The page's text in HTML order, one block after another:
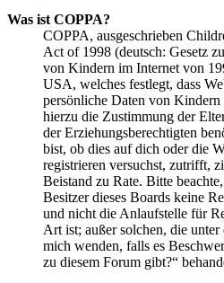
Was ist COPPA?
COPPA, ausgeschrieben
Act of 1998 (deutsch: Gesetz
von Kindern im Internet von
USA, welches festlegt, dass
persönliche Daten von Kindern
hierzu die Zustimmung der
der Erziehungsberechtigten
bist, ob dies auf dich oder die
registrieren versuchst, zutrifft,
Beistand zu Rate. Bitte
Besitzer dieses Boards keine
und nicht die Anlaufstelle für
Art ist; außer solchen, die
mich wenden, falls es
zu diesem Forum gibt?“